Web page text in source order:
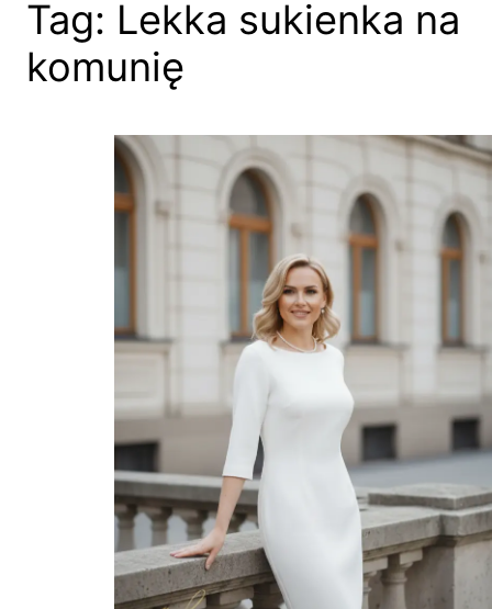
Tag: Lekka sukienka na
komunię